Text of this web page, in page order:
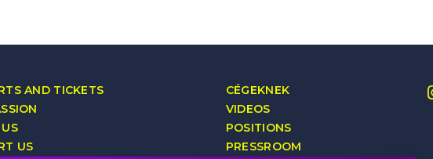
AND TICKETS
US
CÉGEKNEK
VIDEOS
POSITIONS
PRESSROOM